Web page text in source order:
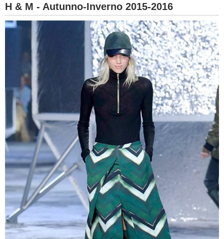
H & M - Autunno-Inverno 2015-2016